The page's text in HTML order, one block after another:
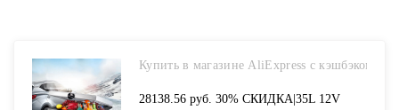
Купить в магазине AliExpress с кэшбэком
28138.56 руб. 30% СКИДКА|35L 12V